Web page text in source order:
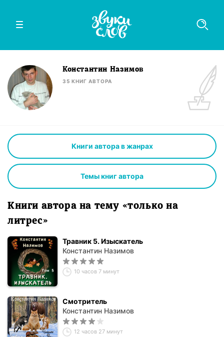
Константин Назимов
35 КНИГ АВТОРА
Книги автора в жанрах
Темы книг автора
Книги автора на тему «только на
литрес»
Травник 5. Изыскатель
Константин Назимов
10 часов 7 минут
Смотритель
Константин Назимов
12 часов 27 минут